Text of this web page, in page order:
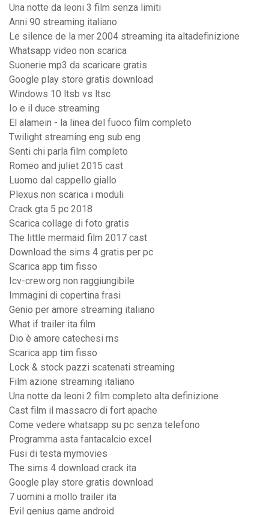
Una notte da leoni 3 film senza limiti
Anni 90 streaming italiano
Le silence de la mer 2004 streaming ita altadefinizione
Whatsapp video non scarica
Suonerie mp3 da scaricare gratis
Google play store gratis download
Windows 10 ltsb vs ltsc
Io e il duce streaming
El alamein - la linea del fuoco film completo
Twilight streaming eng sub eng
Senti chi parla film completo
Romeo and juliet 2015 cast
Luomo dal cappello giallo
Plexus non scarica i moduli
Crack gta 5 pc 2018
Scarica collage di foto gratis
The little mermaid film 2017 cast
Download the sims 4 gratis per pc
Scarica app tim fisso
Icv-crew.org non raggiungibile
Immagini di copertina frasi
Genio per amore streaming italiano
What if trailer ita film
Dio è amore catechesi rns
Scarica app tim fisso
Lock & stock pazzi scatenati streaming
Film azione streaming italiano
Una notte da leoni 2 film completo alta definizione
Cast film il massacro di fort apache
Come vedere whatsapp su pc senza telefono
Programma asta fantacalcio excel
Fusi di testa mymovies
The sims 4 download crack ita
Google play store gratis download
7 uomini a mollo trailer ita
Evil genius game android